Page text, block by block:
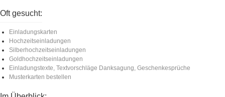
Oft gesucht:
Einladungskarten
Hochzeitseinladungen
Silberhochzeitseinladungen
Goldhochzeitseinladungen
Einladungstexte, Textvorschläge Danksagung, Geschenkesprüche
Musterkarten bestellen